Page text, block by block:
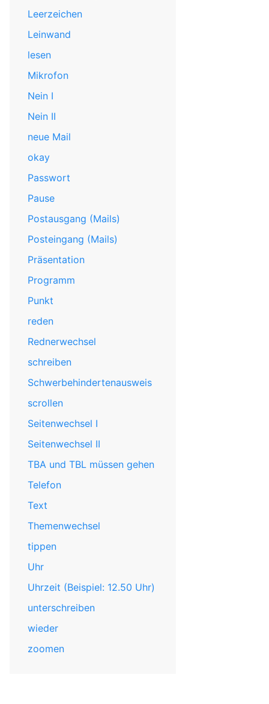
Leerzeichen
Leinwand
lesen
Mikrofon
Nein I
Nein II
neue Mail
okay
Passwort
Pause
Postausgang (Mails)
Posteingang (Mails)
Präsentation
Programm
Punkt
reden
Rednerwechsel
schreiben
Schwerbehindertenausweis
scrollen
Seitenwechsel I
Seitenwechsel II
TBA und TBL müssen gehen
Telefon
Text
Themenwechsel
tippen
Uhr
Uhrzeit (Beispiel: 12.50 Uhr)
unterschreiben
wieder
zoomen